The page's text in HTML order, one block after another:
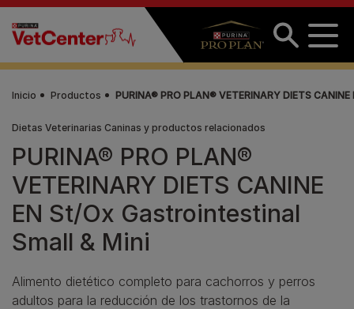
Pasar al contenido principal
Inicio Productos PURINA® PRO PLAN® VETERINARY DIETS
Dietas Veterinarias Caninas y productos relacionados
PURINA® PRO PLAN®
VETERINARY DIETS CANINE
EN St/Ox Gastrointestinal
Small & Mini
Alimento dietético completo para cachorros y perros
adultos para la reducción de los trastornos de la